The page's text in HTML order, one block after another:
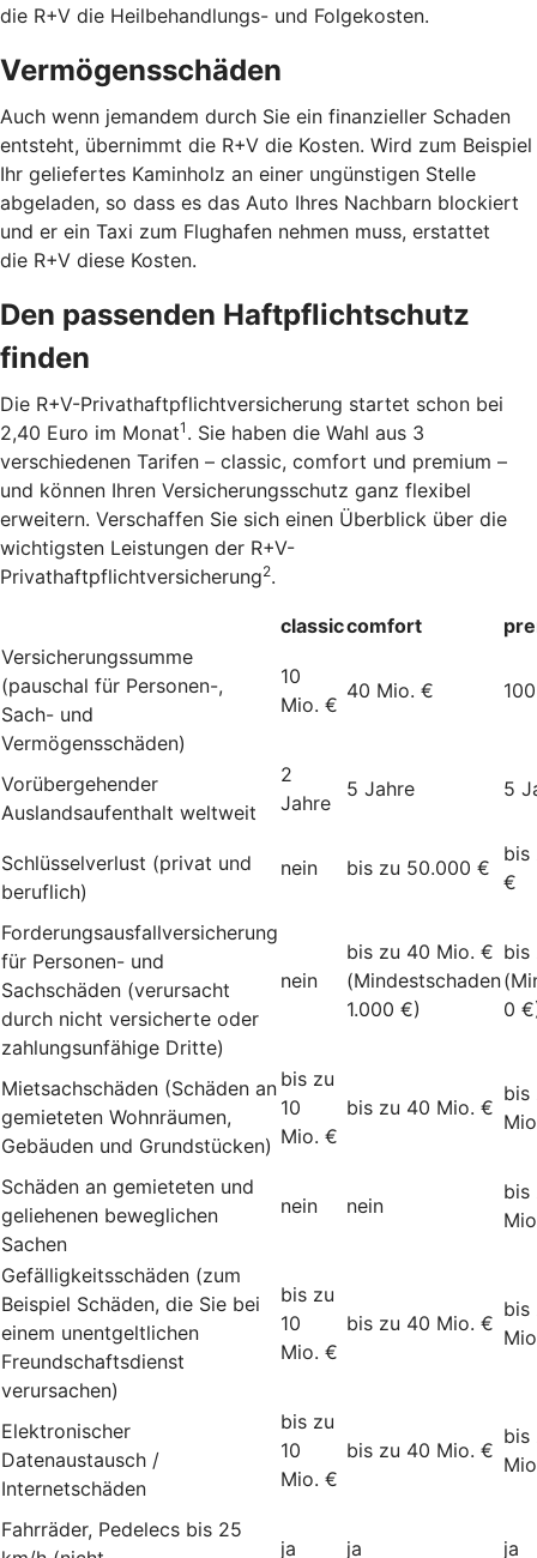
die R+V die Heilbehandlungs- und Folgekosten.
Vermögensschäden
Auch wenn jemandem durch Sie ein finanzieller Schaden
entsteht, übernimmt die R+V die Kosten. Wird zum Beispiel
Ihr geliefertes Kaminholz an einer ungünstigen Stelle
abgeladen, so dass es das Auto Ihres Nachbarn blockiert
und er ein Taxi zum Flughafen nehmen muss, erstattet
die R+V diese Kosten.
Den passenden Haftpflichtschutz
finden
Die R+V-Privathaftpflichtversicherung startet schon bei
2,40 Euro im Monat1 . Sie haben die Wahl aus 3
verschiedenen Tarifen – classic, comfort und premium –
und können Ihren Versicherungsschutz ganz flexibel
erweitern. Verschaffen Sie sich einen Überblick über die
wichtigsten Leistungen der R+V-
Privathaftpflichtversicherung2.
classiccomfort
Versicherungssumme
(pauschal für Personen-,
Sach- und
Vermögensschäden)
10
Mio. €
40 Mio. €
Vorübergehender
Auslandsaufenthalt weltweit
2
Jahre
5 Jahre 5
Schlüsselverlust (privat und
beruflich)
nein bis zu 50.000 €
bis
€
Forderungsausfallversicherung
für Personen- und
Sachschäden (verursacht
durch nicht versicherte oder
zahlungsunfähige Dritte)
nein
bis zu 40 Mio. €
(Mindestschaden
1.000 €)
bis
0
Mietsachschäden (Schäden an
gemieteten Wohnräumen,
Gebäuden und Grundstücken)
bis zu
10
Mio. €
bis zu 40 Mio. €
bis
Schäden an gemieteten und
geliehenen beweglichen
Sachen
nein nein
bis
Gefälligkeitsschäden (zum
Beispiel Schäden, die Sie bei
einem unentgeltlichen
Freundschaftsdienst
verursachen)
bis zu
10
Mio. €
bis zu 40 Mio. €
bis
Elektronischer
Datenaustausch /
Internetschäden
bis zu
10
Mio. €
bis zu 40 Mio. €
bis
Fahrräder, Pedelecs bis 25
ja ja ja